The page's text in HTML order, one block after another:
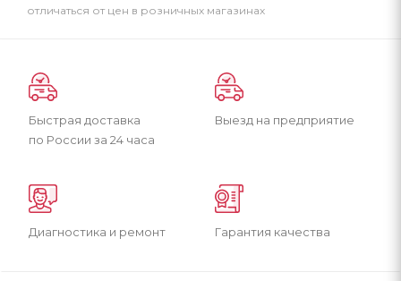
отличаться от цен в розничных магазинах
Быстрая доставка
по России за 24 часа
Выезд на предприятие
Диагностика и ремонт Гарантия качества